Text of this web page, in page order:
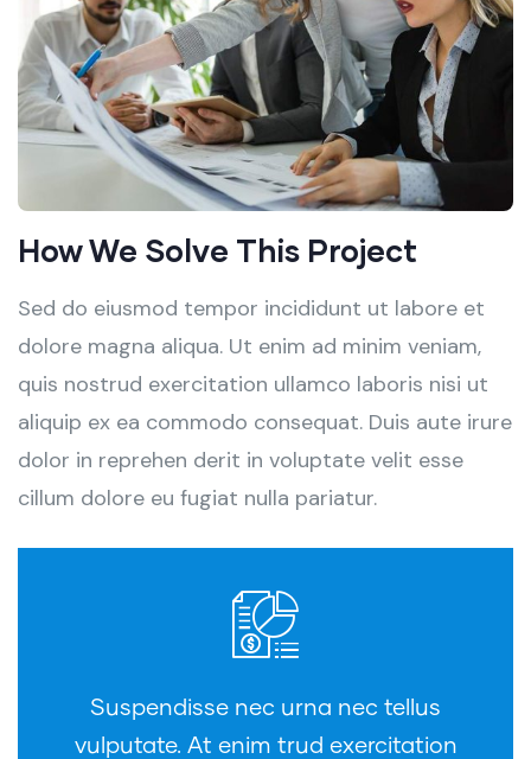
How We Solve This Project
Sed do eiusmod tempor incididunt ut labore et
dolore magna aliqua. Ut enim ad minim veniam,
quis nostrud exercitation ullamco laboris nisi ut
aliquip ex ea commodo consequat. Duis aute irure
dolor in reprehen derit in voluptate velit esse
cillum dolore eu fugiat nulla pariatur.
Suspendisse nec urna nec tellus
vulputate. At enim trud exercitation